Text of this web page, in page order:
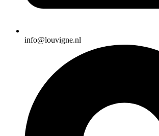
info@louvigne.nl